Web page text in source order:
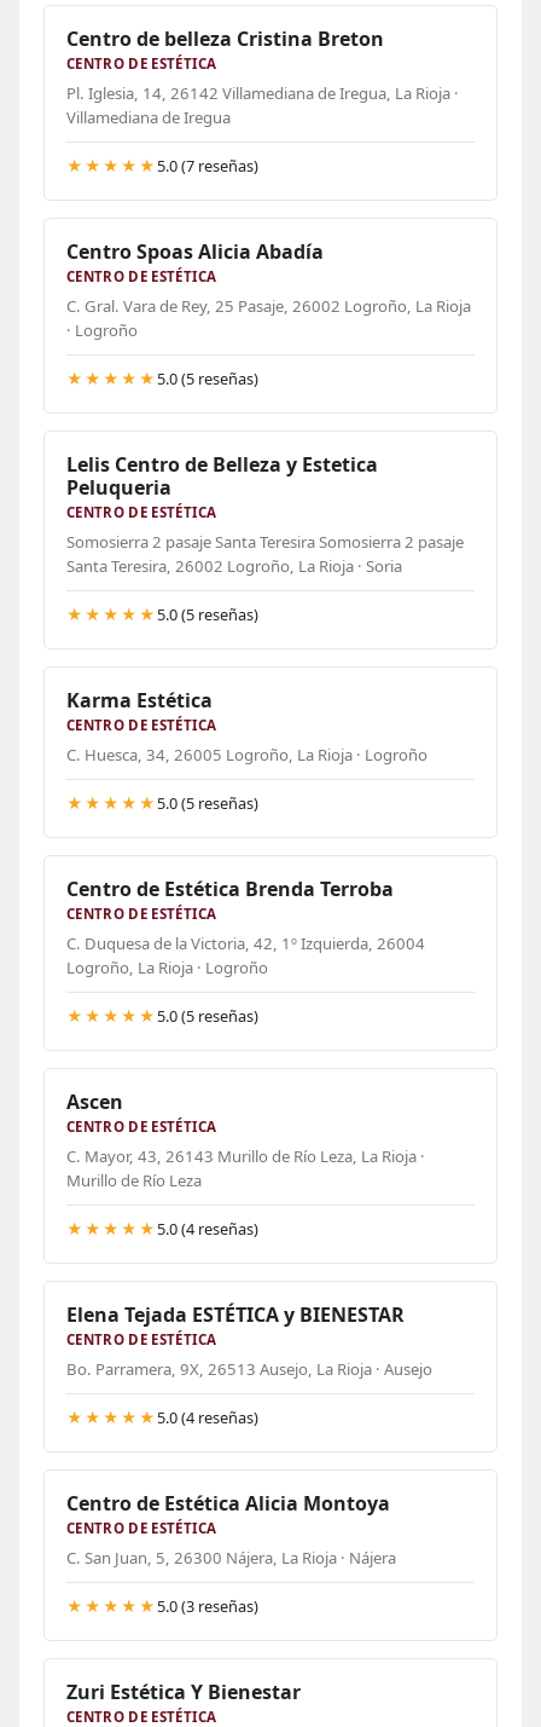
Centro de belleza Cristina Breton
CENTRO DE ESTÉTICA
Pl. Iglesia, 14, 26142 Villamediana de Iregua, La Rioja ·
Villamediana de Iregua
★★★★★ 5.0 (7 reseñas)
Centro Spoas Alicia Abadía
CENTRO DE ESTÉTICA
C. Gral. Vara de Rey, 25 Pasaje, 26002 Logroño, La Rioja
· Logroño
★★★★★ 5.0 (5 reseñas)
Lelis Centro de Belleza y Estetica
Peluqueria
CENTRO DE ESTÉTICA
Somosierra 2 pasaje Santa Teresira Somosierra 2 pasaje
Santa Teresira, 26002 Logroño, La Rioja · Soria
★★★★★ 5.0 (5 reseñas)
Karma Estética
CENTRO DE ESTÉTICA
C. Huesca, 34, 26005 Logroño, La Rioja · Logroño
★★★★★ 5.0 (5 reseñas)
Centro de Estética Brenda Terroba
CENTRO DE ESTÉTICA
C. Duquesa de la Victoria, 42, 1º Izquierda, 26004
Logroño, La Rioja · Logroño
★★★★★ 5.0 (5 reseñas)
Ascen
CENTRO DE ESTÉTICA
C. Mayor, 43, 26143 Murillo de Río Leza, La Rioja ·
Murillo de Río Leza
★★★★★ 5.0 (4 reseñas)
Elena Tejada ESTÉTICA y BIENESTAR
CENTRO DE ESTÉTICA
Bo. Parramera, 9X, 26513 Ausejo, La Rioja · Ausejo
★★★★★ 5.0 (4 reseñas)
Centro de Estética Alicia Montoya
CENTRO DE ESTÉTICA
C. San Juan, 5, 26300 Nájera, La Rioja · Nájera
★★★★★ 5.0 (3 reseñas)
Zuri Estética Y Bienestar
CENTRO DE ESTÉTICA